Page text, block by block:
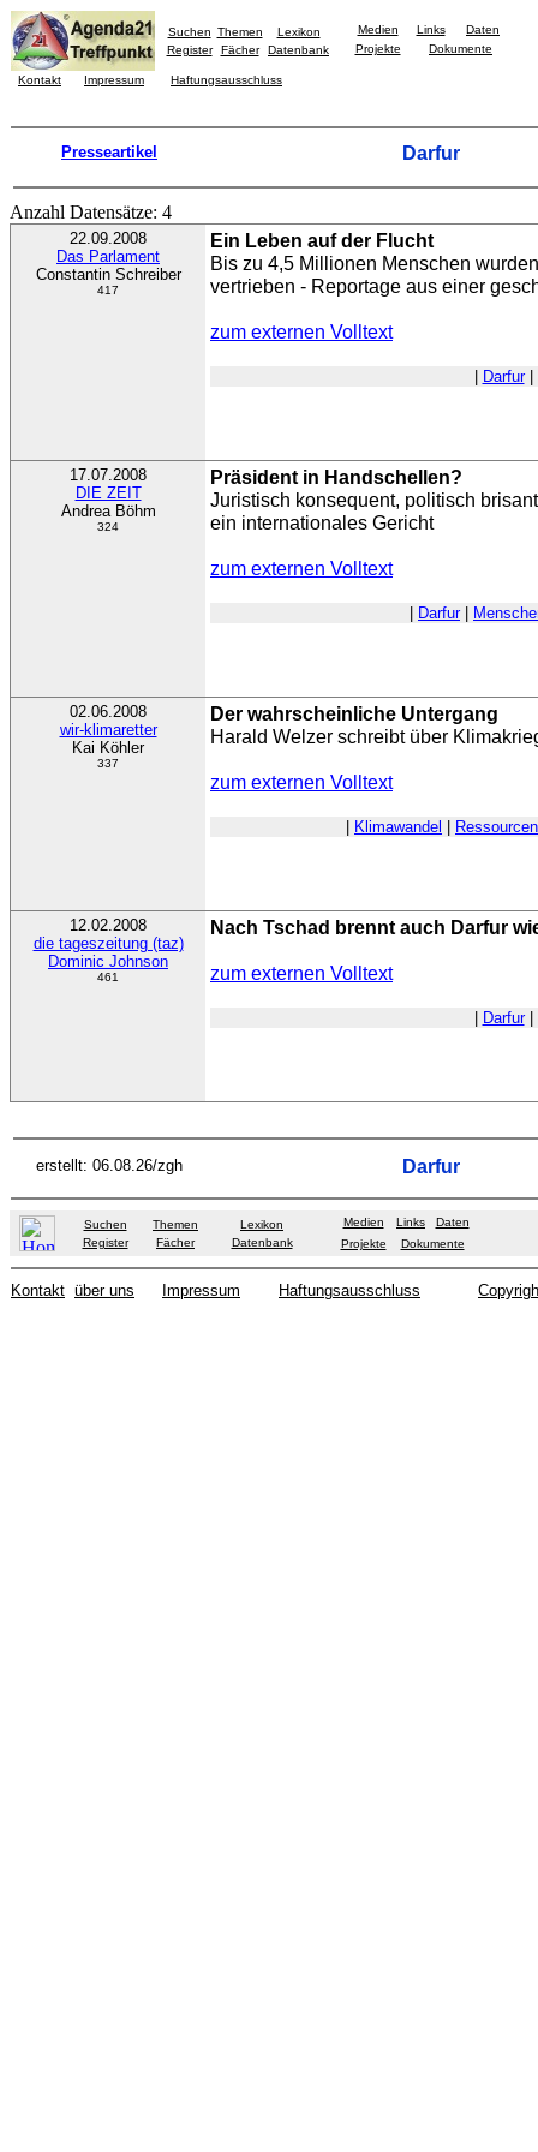
Suchen Themen
Lexikon
Register
Fächer Datenbank
Medien Links
Daten
Projekte
Dokumente
Kontakt Impressum Haftungsausschluss
Presseartikel Darfur
Anzahl Datensätze: 4
22.09.2008
Das Parlament
Constantin Schreiber
417
Ein Leben auf der Flucht
Bis zu 4,5 Millionen Menschen
vertrieben - Reportage aus einer
zum externen Volltext
Darfur|
17.07.2008
DIE ZEIT
Andrea Böhm
324
Präsident in Handschellen?
Juristisch konsequent, politisch
ein internationales Gericht
zum externen Volltext
Darfur|
02.06.2008
wir-klimaretter
Kai Köhler
337
Der wahrscheinliche Untergang
Harald Welzer schreibt über
zum externen Volltext
Klimawandel
12.02.2008
die tageszeitung (taz)
Dominic Johnson
461
Nach Tschad brennt auch Darfur
zum externen Volltext
Darfur|
erstellt: 06.08.26/zgh Darfur
Suchen Themen
Lexikon
Register
Fächer Datenbank
Medien Links
Daten
Projekte
Dokumente
Kontakt über uns Impressum Haftungsausschluss